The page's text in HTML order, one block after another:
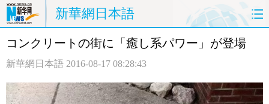
新華網日本語
ホームページ 政治 経済
コンクリートの街に「癒し系パワー」が登場
新華網日本語 2016-08-17 08:28:43